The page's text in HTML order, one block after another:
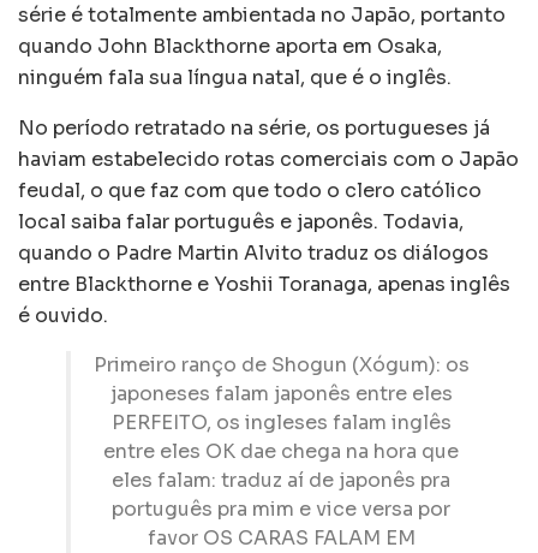
série é totalmente ambientada no Japão, portanto
quando John Blackthorne aporta em Osaka,
ninguém fala sua língua natal, que é o inglês.
No período retratado na série, os portugueses já
haviam estabelecido rotas comerciais com o Japão
feudal, o que faz com que todo o clero católico
local saiba falar português e japonês. Todavia,
quando o Padre Martin Alvito traduz os diálogos
entre Blackthorne e Yoshii Toranaga, apenas inglês
é ouvido.
Primeiro ranço de Shogun (Xógum): os
japoneses falam japonês entre eles
PERFEITO, os ingleses falam inglês
entre eles OK dae chega na hora que
eles falam: traduz aí de japonês pra
português pra mim e vice versa por
favor OS CARAS FALAM EM